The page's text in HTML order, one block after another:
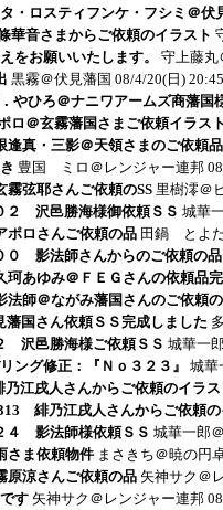
・ロスティフンケ・フシミ＠伏
華音さまからご依頼のイラスト
をお願いいたします。
守上藤丸
黒霧＠伏見藩国 08/4/20(日) 20:45
やひろ＠ナニワアームズ商藩国
ロ＠玄霧藩国さまご依頼イラスト
逢真・三影＠天領さまのご依頼品
豊国 ミロ＠レンジャー連邦
弦耶さんご依頼のSS 里樹澪＠
２ 沢邑勝海様御依頼ＳＳ 城華
ロさんご依頼の品 田鍋 とよ
０ 影法師さんからのご依頼の品
あゆみ＠ＦＥＧさんの依頼品
師＠ながみ藩国さんのご依頼
藩国さん依頼ＳＳ完成しました
沢邑勝海様ご依頼ＳＳ 城華一
ング修正：『Ｎｏ３２３』
城華
江戌人さんからご依頼のイラス
緋乃江戌人さんからご依頼の
４ 影法師様依頼ＳＳ 城華一郎
さま依頼物件 まさきち＠暁の円
涼さんご依頼の品 矢神サク＠
す 矢神サク＠レンジャー連邦